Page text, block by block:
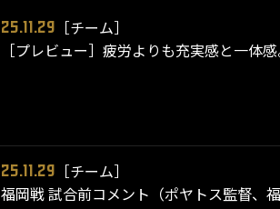
25.11.29
［チーム］
［プレビュー］疲労よりも充実感と一体
25.11.29
［チーム］
福岡戦 試合前コメント（ポヤトス監督、